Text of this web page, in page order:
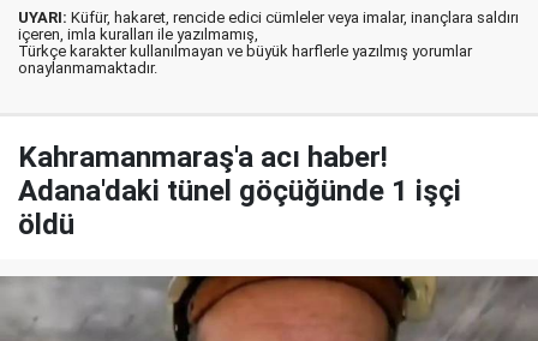
UYARI: Küfür, hakaret, rencide edici cümleler veya imalar, inançlara saldırı
içeren, imla kuralları ile yazılmamış,
Türkçe karakter kullanılmayan ve büyük harflerle yazılmış yorumlar
onaylanmamaktadır.
Kahramanmaraş'a acı haber!
Adana'daki tünel göçüğünde 1 işçi
öldü